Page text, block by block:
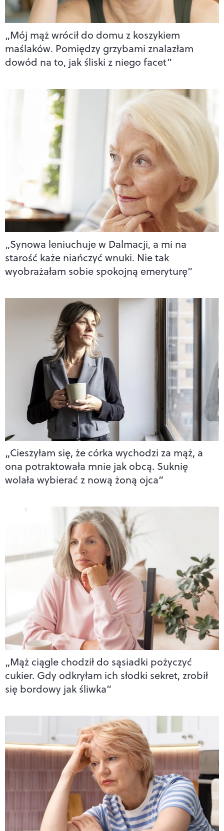
„Mój mąż wrócił do domu z koszykiem
maślaków. Pomiędzy grzybami znalazłam
dowód na to, jak śliski z niego facet”
„Synowa leniuchuje w Dalmacji, a mi na
starość każe niańczyć wnuki. Nie tak
wyobrażałam sobie spokojną emeryturę”
„Cieszyłam się, że córka wychodzi za mąż, a
ona potraktowała mnie jak obcą. Suknię
wolała wybierać z nową żoną ojca”
„Mąż ciągle chodził do sąsiadki pożyczyć
cukier. Gdy odkryłam ich słodki sekret, zrobił
się bordowy jak śliwka”